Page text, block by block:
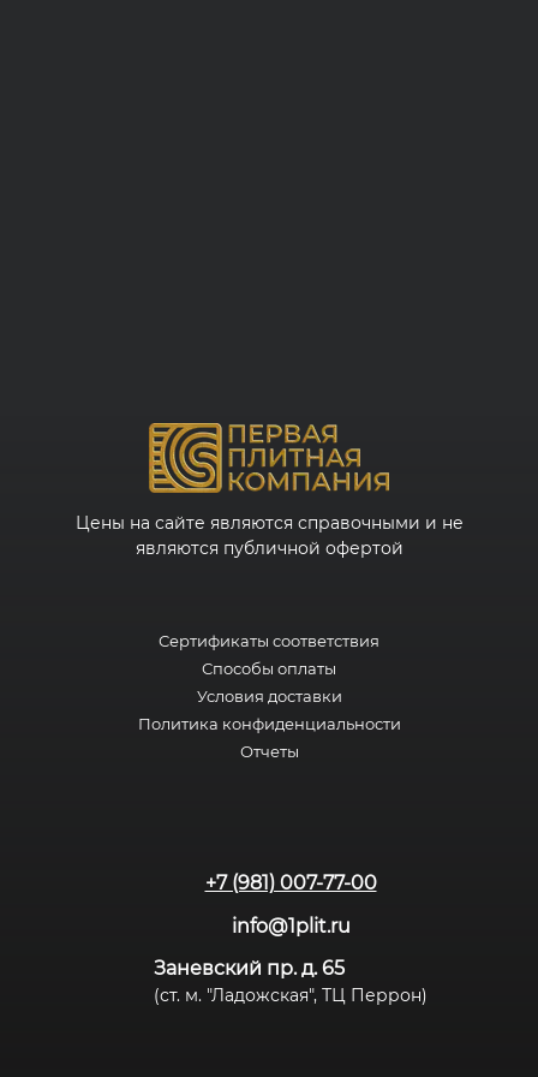
Цены на сайте являются справочными и не
являются публичной офертой
Сертификаты соответствия
Способы оплаты
Условия доставки
Политика конфиденциальности
Отчеты
+7 (981) 007-77-00
info@1plit.ru
Заневский пр. д. 65
(ст. м. "Ладожская", ТЦ Перрон)